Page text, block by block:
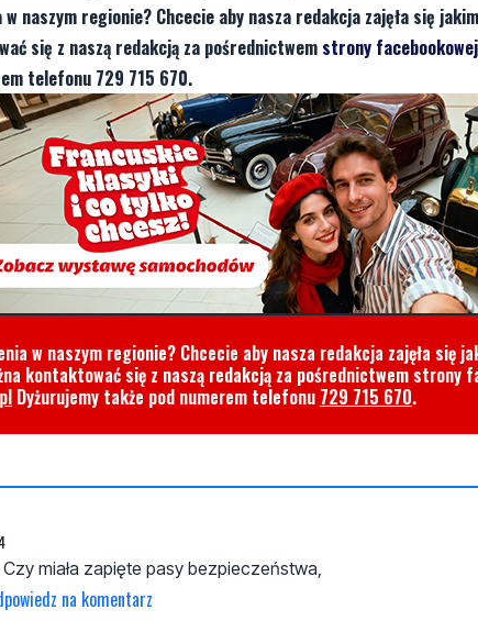
naszym regionie? Chcecie aby nasza redakcja zajęła się
się z naszą redakcją za pośrednictwem strony facebookowej
telefonu 729 715 670.
w naszym regionie? Chcecie aby nasza redakcja zajęła się
kontaktować się z naszą redakcją za pośrednictwem strony
Dyżurujemy także pod numerem telefonu 729 715 670.
miała zapięte pasy bezpieczeństwa,
na komentarz